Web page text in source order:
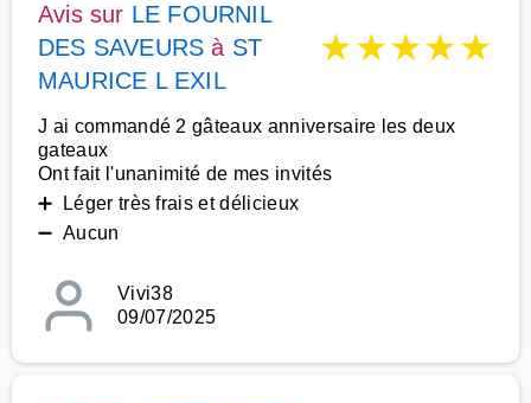
Avis sur LE FOURNIL
DES SAVEURS à ST
MAURICE L EXIL
★★★★★
J ai commandé 2 gâteaux anniversaire les deux
gateaux
Ont fait l'unanimité de mes invités
➕ Léger très frais et délicieux
➖ Aucun
Vivi38
09/07/2025